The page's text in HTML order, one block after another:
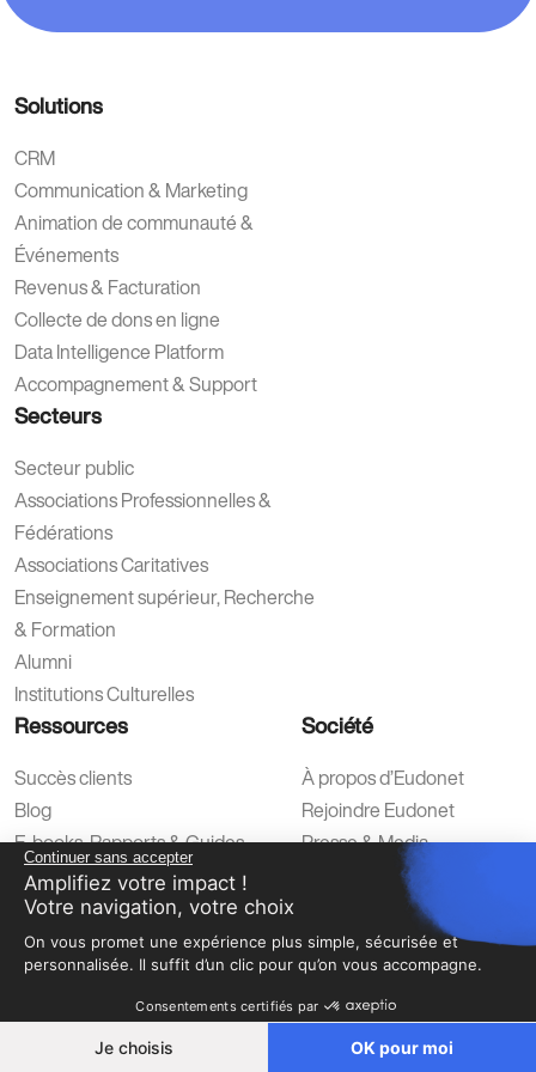
Solutions
CRM
Communication & Marketing
Animation de communauté &
Événements
Revenus & Facturation
Collecte de dons en ligne
Data Intelligence Platform
Accompagnement & Support
Secteurs
Secteur public
Associations Professionnelles &
Fédérations
Associations Caritatives
Enseignement supérieur, Recherche
& Formation
Alumni
Institutions Culturelles
Ressources
Succès clients
Blog
E-books, Rapports & Guides
Webinaires & Replays
Société
À propos d’Eudonet
Rejoindre Eudonet
Presse & Media
Protection des données Politique de confidentalitéMentions légales
Continuer sans accepter
Amplifiez votre impact !
Votre navigation, votre choix
On vous promet une expérience plus simple, sécurisée et
personnalisée. Il suffit d’un clic pour qu’on vous accompagne.
Consentements certifiés par
Je choisis OK pour moi